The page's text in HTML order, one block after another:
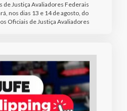
de Justiça Avaliadores Federais
nos dias 13 e 14 de agosto, do
Oficiais de Justiça Avaliadores